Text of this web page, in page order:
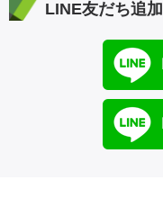
LINE友だち追加